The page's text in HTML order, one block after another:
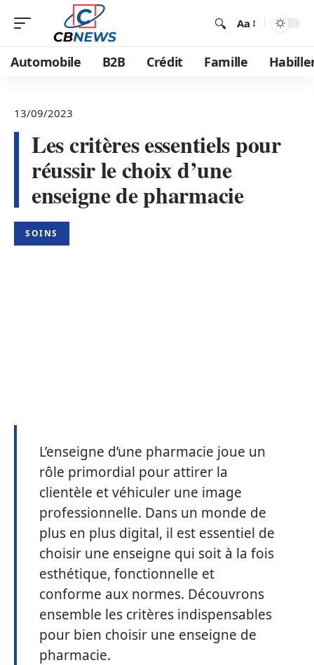
Aa
Automobile B2B Crédit Famille
13/09/2023
Les critères essentiels pour
réussir le choix d’une
enseigne de pharmacie
SOINS
L’enseigne d’une pharmacie joue un
rôle primordial pour attirer la
clientèle et véhiculer une image
professionnelle. Dans un monde de
plus en plus digital, il est essentiel de
choisir une enseigne qui soit à la fois
esthétique, fonctionnelle et
conforme aux normes. Découvrons
ensemble les critères indispensables
pour bien choisir une enseigne de
pharmacie.